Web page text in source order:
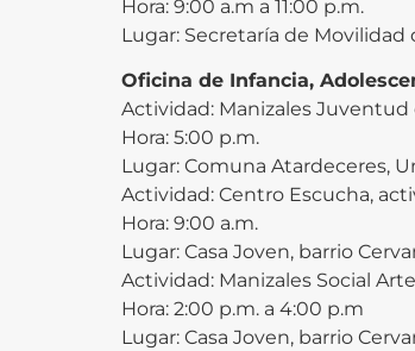
Hora: 9:00 a.m a 11:00 p.m.
Lugar: Secretaría de Movilidad
Oficina de Infancia,
Actividad: Manizales Juventud
Hora: 5:00 p.m.
Lugar: Comuna Atardeceres,
Actividad: Centro Escucha,
Hora: 9:00 a.m.
Lugar: Casa Joven, barrio
Actividad: Manizales Social
Hora: 2:00 p.m. a 4:00 p.m
Lugar: Casa Joven, barrio